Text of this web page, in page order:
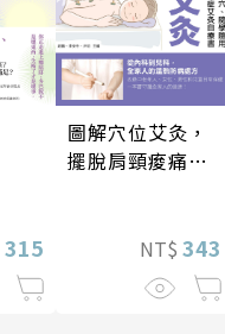
315
圖解穴位艾灸，
擺脫肩頸痠痛、
NT$ 343